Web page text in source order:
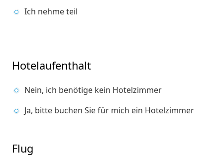
Ich nehme teil
Hotelaufenthalt
Nein, ich benötige kein Hotelzimmer
Ja, bitte buchen Sie für mich ein Hotelzimmer
Flug